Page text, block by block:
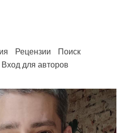
Рецензии
Поиск
Вход для авторов